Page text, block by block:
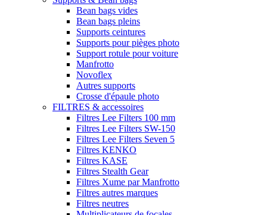
Bean bags vides
Bean bags pleins
Supports ceintures
Supports pour pièges photo
Support rotule pour voiture
Manfrotto
Novoflex
Autres supports
Crosse d'épaule photo
FILTRES & accessoires
Filtres Lee Filters 100 mm
Filtres Lee Filters SW-150
Filtres Lee Filters Seven 5
Filtres KENKO
Filtres KASE
Filtres Stealth Gear
Filtres Xume par Manfrotto
Filtres autres marques
Filtres neutres